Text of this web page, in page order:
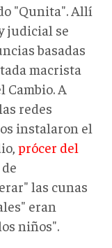
"Qunita". Allí
judicial se
basadas
macrista
Cambio. A
redes
instalaron el
prócer del
las cunas
eran
niños".